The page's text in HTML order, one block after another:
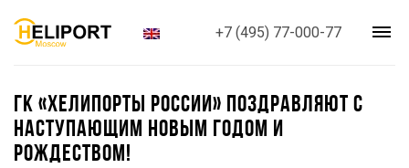
+7 (495) 77-000-77
ГК «ХЕЛИПОРТЫ РОССИИ» ПОЗДРАВЛЯЮТ С
НАСТУПАЮЩИМ НОВЫМ ГОДОМ И
РОЖДЕСТВОМ!